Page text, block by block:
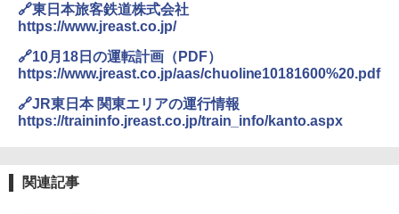
￥6,459
ポインターライト 強力 小型 緑色/赤色/青紫色
USB充電式 高精度 超長距離照射 長時間使用
可能 安全ロック付き 高安全性 金属製耐久 コ
ンパクト多機能設計 持ち運び便利 アウトド
🔗東日本旅客鉄道株式会社
https://www.jreast.co.jp/
🔗10月18日の運転計画（PDF）
https://www.jreast.co.jp/aas/chuoline10181600%20.pdf
🔗JR東日本 関東エリアの運行情報
https://traininfo.jreast.co.jp/train_info/kanto.aspx
関連記事